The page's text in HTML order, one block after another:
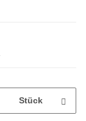
Stück